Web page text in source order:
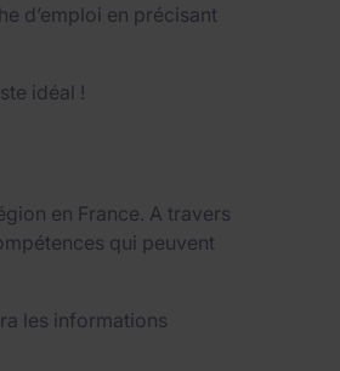
d’emploi en précisant
idéal !
en France. A travers
qui peuvent
les informations